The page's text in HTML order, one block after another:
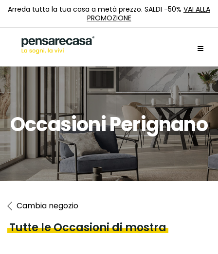
Arreda tutta la tua casa a metà prezzo. SALDI -50% VAI ALLA
PROMOZIONE
Occasioni Perignano
Cambia negozio
Tutte le Occasioni di mostra